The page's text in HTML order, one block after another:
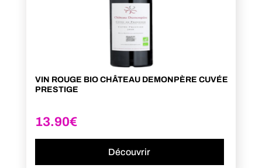
VIN ROUGE BIO CHÂTEAU DEMONPÈRE CUVÉE
PRESTIGE
13.90€
Découvrir